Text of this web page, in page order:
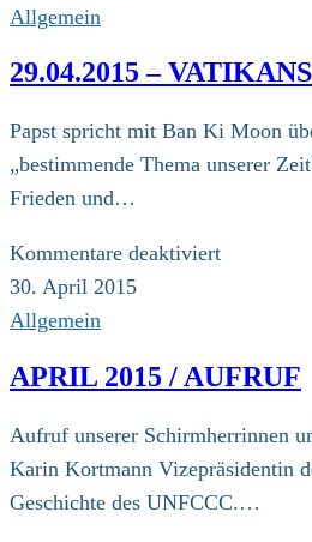
/
ZdK-
Allgemein
29.04.2015 –
Papst spricht mit Ban Ki Moon
„bestimmende Thema unserer
Frieden und…
Kommentare deaktiviertfür
30. April 2015
Allgemein
APRIL 2015 / AUFRUF
Aufruf unserer Schirmherrinnen
Karin Kortmann Vizepräsidentin
Geschichte des UNFCCC.…